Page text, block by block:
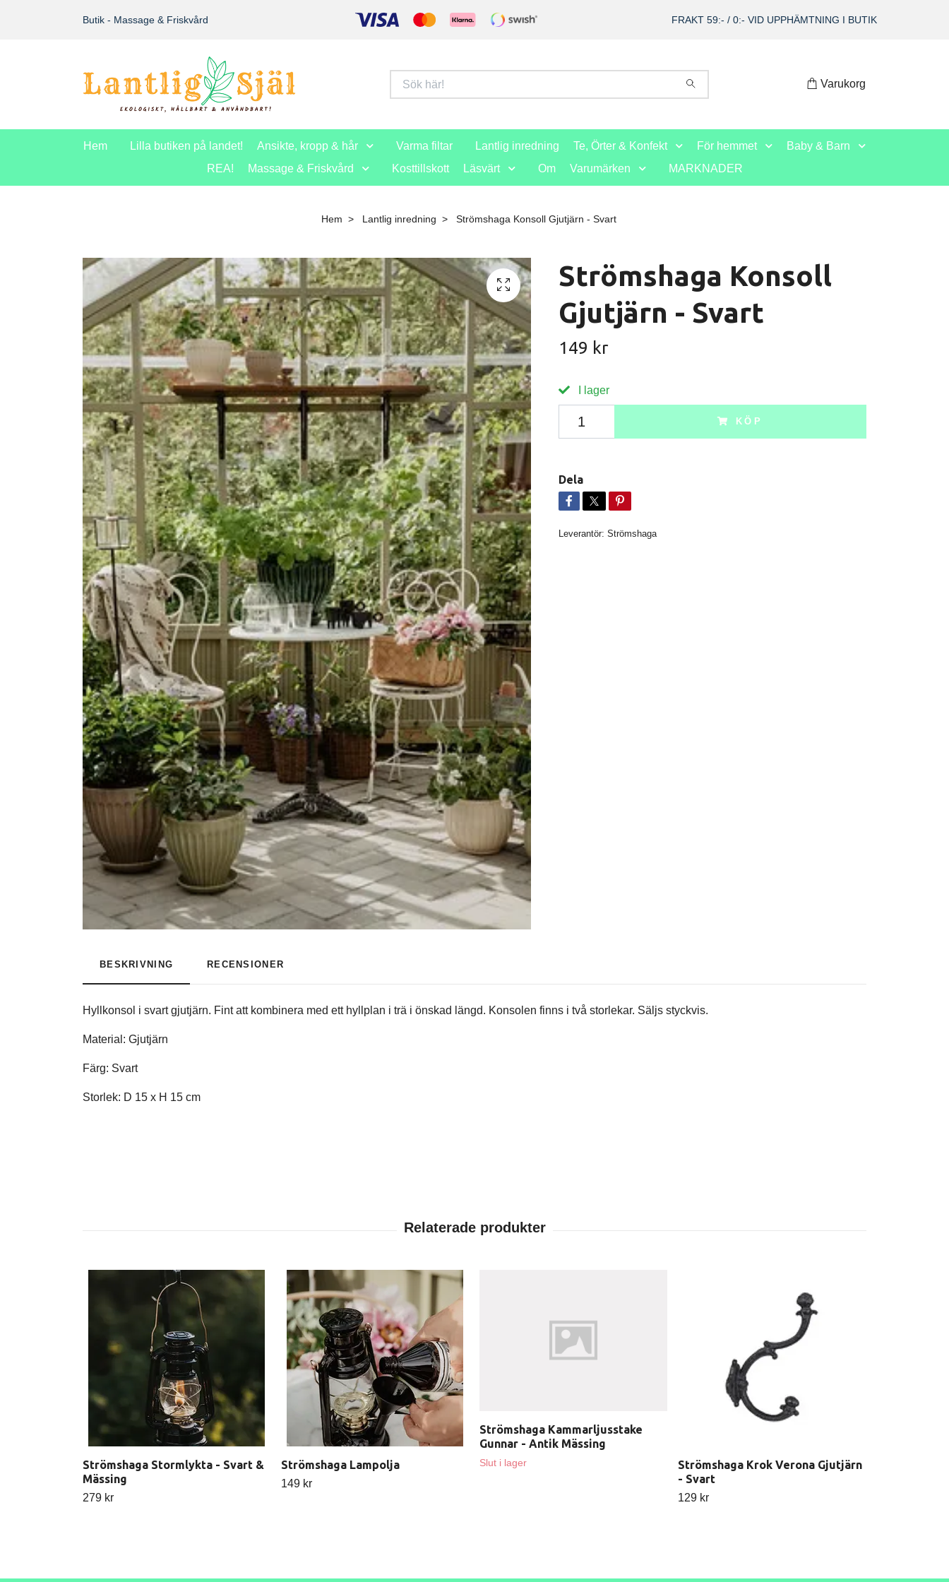
Butik - Massage & Friskvård FRAKT 59:- / 0:- VID UPPHÄMTNING I BUTIK
Varukorg
Hem Lilla butiken på landet! Ansikte, kropp & hår Varma filtar Lantlig inredning Te, Örter & Konfekt För hemmet
Baby & Barn
REA!
Massage & Friskvård Kosttillskott Läsvärt Om Varumärken MARKNADER
Hem Lantlig inredning Strömshaga Konsoll Gjutjärn - Svart
Strömshaga Konsoll
Gjutjärn - Svart
149 kr
I lager
KÖP
Dela
Leverantör: Strömshaga
BESKRIVNING RECENSIONER
Hyllkonsol i svart gjutjärn. Fint att kombinera med ett hyllplan i trä i önskad längd. Konsolen finns i två storlekar. Säljs styckvis.
Material: Gjutjärn
Färg: Svart
Storlek: D 15 x H 15 cm
Strömshaga Stormlykta - Svart &
Mässing
279 kr
Strömshaga Lampolja
149 kr
Strömshaga Kammarljusstake
Gunnar - Antik Mässing
Slut i lager
Strömshaga Krok Verona Gjutjärn
- Svart
129 kr